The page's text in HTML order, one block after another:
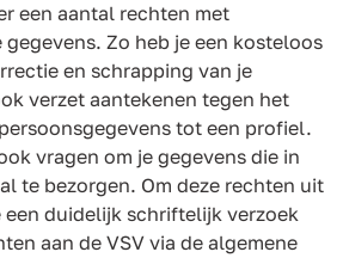
een aantal rechten met
Zo heb je een kosteloos
en schrapping van je
verzet aantekenen tegen het
tot een profiel.
vragen om je gegevens die in
te bezorgen. Om deze rechten uit
een duidelijk schriftelijk verzoek
aan de VSV via de algemene